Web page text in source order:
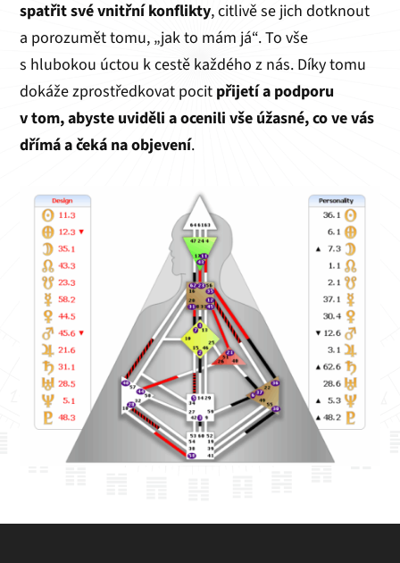
spatřit své vnitřní konflikty, citlivě se jich dotknout
a porozumět tomu, „jak to mám já“. To vše
s hlubokou úctou k cestě každého z nás. Díky tomu
dokáže zprostředkovat pocit přijetí a podporu
v tom, abyste uviděli a ocenili vše úžasné, co ve vás
dřímá a čeká na objevení.